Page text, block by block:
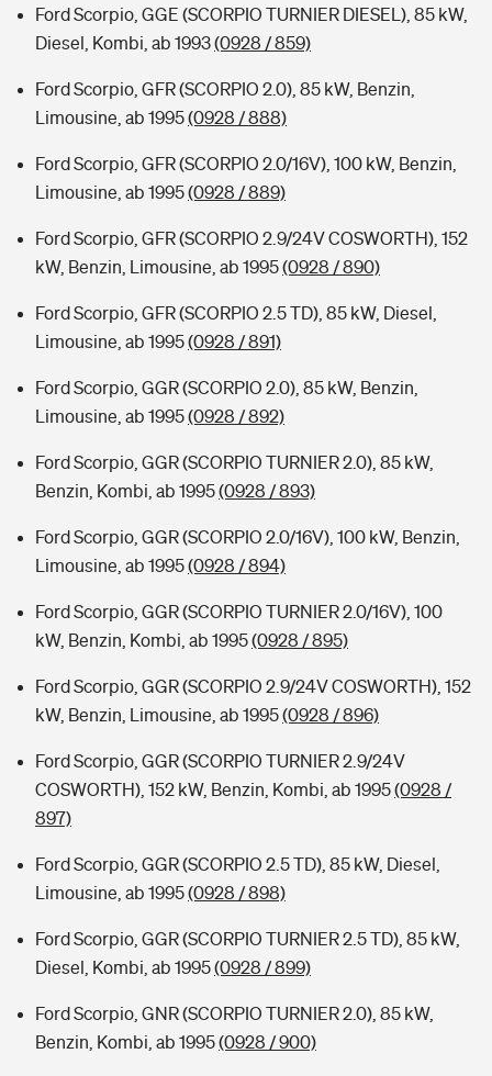
Ford Scorpio, GGE (SCORPIO TURNIER DIESEL), 85 kW,
Diesel, Kombi, ab 1993(0928 / 859)
Ford Scorpio, GFR (SCORPIO 2.0), 85 kW, Benzin,
Limousine, ab 1995(0928 / 888)
Ford Scorpio, GFR (SCORPIO 2.0/16V), 100 kW, Benzin,
Limousine, ab 1995(0928 / 889)
Ford Scorpio, GFR (SCORPIO 2.9/24V COSWORTH), 152
kW, Benzin, Limousine, ab 1995(0928 / 890)
Ford Scorpio, GFR (SCORPIO 2.5 TD), 85 kW, Diesel,
Limousine, ab 1995(0928 / 891)
Ford Scorpio, GGR (SCORPIO 2.0), 85 kW, Benzin,
Limousine, ab 1995(0928 / 892)
Ford Scorpio, GGR (SCORPIO TURNIER 2.0), 85 kW,
Benzin, Kombi, ab 1995(0928 / 893)
Ford Scorpio, GGR (SCORPIO 2.0/16V), 100 kW, Benzin,
Limousine, ab 1995(0928 / 894)
Ford Scorpio, GGR (SCORPIO TURNIER 2.0/16V), 100
kW, Benzin, Kombi, ab 1995(0928 / 895)
Ford Scorpio, GGR (SCORPIO 2.9/24V COSWORTH), 152
kW, Benzin, Limousine, ab 1995(0928 / 896)
Ford Scorpio, GGR (SCORPIO TURNIER 2.9/24V
COSWORTH), 152 kW, Benzin, Kombi, ab 1995(0928 /
897)
Ford Scorpio, GGR (SCORPIO 2.5 TD), 85 kW, Diesel,
Limousine, ab 1995(0928 / 898)
Ford Scorpio, GGR (SCORPIO TURNIER 2.5 TD), 85 kW,
Diesel, Kombi, ab 1995(0928 / 899)
Ford Scorpio, GNR (SCORPIO TURNIER 2.0), 85 kW,
Benzin, Kombi, ab 1995(0928 / 900)